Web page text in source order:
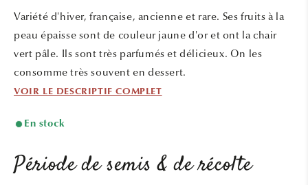
fenêtre
Variété d'hiver, française, ancienne et rare. Ses fruits à la
peau épaisse sont de couleur jaune d'or et ont la chair
vert pâle. Ils sont très parfumés et délicieux. On les
consomme très souvent en dessert.
VOIR LE DESCRIPTIF COMPLET
En stock
Période de semis & de récolte